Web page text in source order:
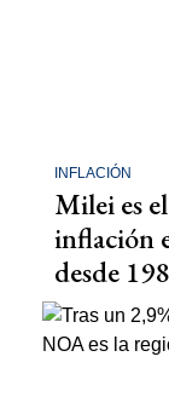
INFLACIÓN
Milei es
inflación
desde